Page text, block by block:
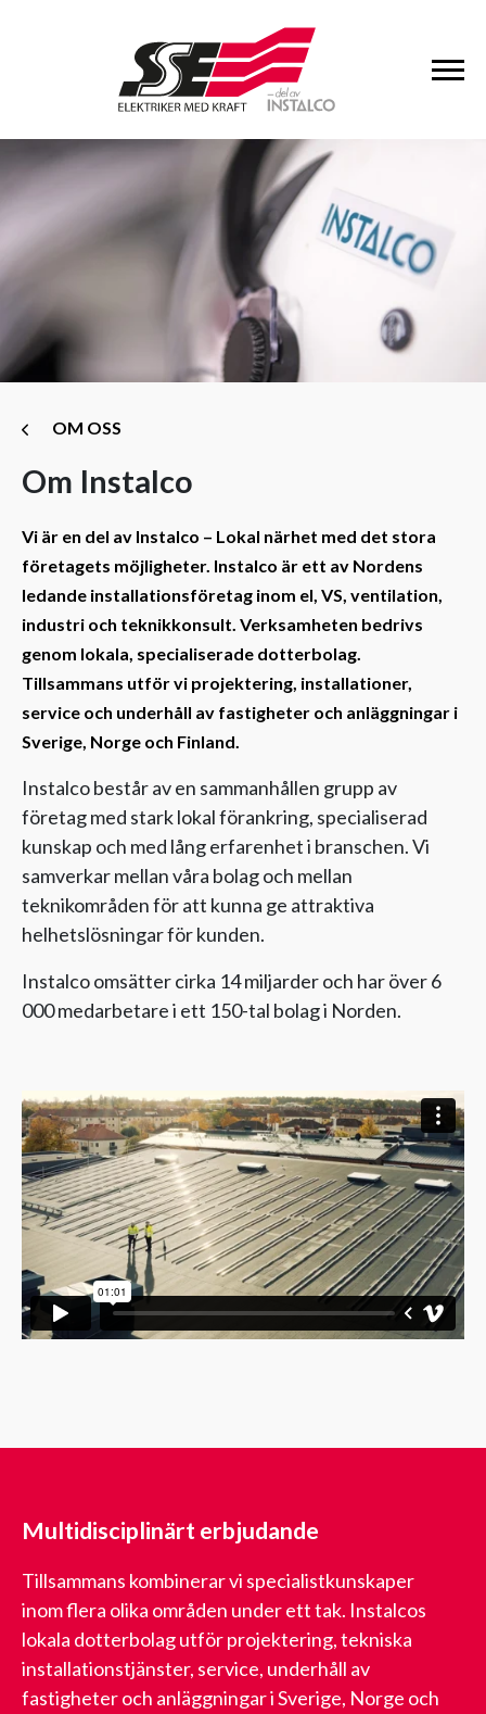
OM OSS
Om Instalco
Vi är en del av Instalco – Lokal närhet med det stora
företagets möjligheter. Instalco är ett av Nordens
ledande installationsföretag inom el, VS, ventilation,
industri och teknikkonsult. Verksamheten bedrivs
genom lokala, specialiserade dotterbolag.
Tillsammans utför vi projektering, installationer,
service och underhåll av fastigheter och anläggningar i
Sverige, Norge och Finland.
Instalco består av en sammanhållen grupp av
företag med stark lokal förankring, specialiserad
kunskap och med lång erfarenhet i branschen. Vi
samverkar mellan våra bolag och mellan
teknikområden för att kunna ge attraktiva
helhetslösningar för kunden.
Instalco omsätter cirka 14 miljarder och har över 6
000 medarbetare i ett 150-tal bolag i Norden.
Multidisciplinärt erbjudande
Tillsammans kombinerar vi specialistkunskaper
inom flera olika områden under ett tak. Instalcos
lokala dotterbolag utför projektering, tekniska
installationstjänster, service, underhåll av
fastigheter och anläggningar i Sverige, Norge och